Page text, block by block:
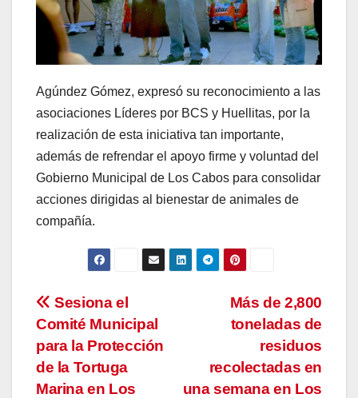
Agúndez Gómez, expresó su reconocimiento a las
asociaciones Líderes por BCS y Huellitas, por la
realización de esta iniciativa tan importante,
además de refrendar el apoyo firme y voluntad del
Gobierno Municipal de Los Cabos para consolidar
acciones dirigidas al bienestar de animales de
compañía.
Navegación
de
entradas
Más de 2,800
toneladas de
residuos
recolectadas en
una semana en Los
Sesiona el
Comité Municipal
para la Protección
de la Tortuga
Marina en Los